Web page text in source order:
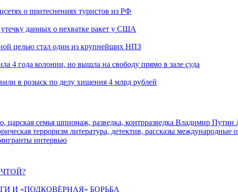
о притеснениях туристов из РФ
данных о нехватке ракет у США
целью стал один из крупнейших НПЗ
4 года колонии, но вышла на свободу прямо в зале суда
в розыск по делу хищения 4 млрд рублей
царская семья шпионаж, разведка, контрразведка Владимир Путин
терроризм литература, детектив, рассказы международные
интервью
И «ПОДКОВЁРНАЯ» БОРЬБА